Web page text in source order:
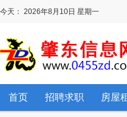
今天： 2026年8月10日 星期一
首页 招聘求职 房屋